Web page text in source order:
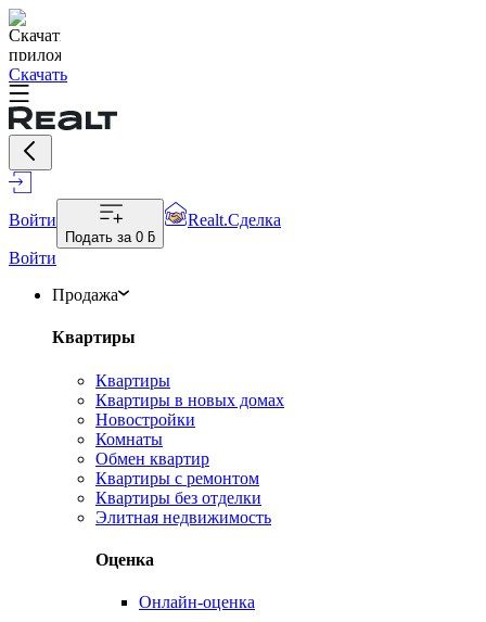
Скачать
Войти
Подать за 0 ƃ
Realt.Сделка
Войти
Продажа
Квартиры
Квартиры
Квартиры в новых домах
Новостройки
Комнаты
Обмен квартир
Квартиры с ремонтом
Квартиры без отделки
Элитная недвижимость
Оценка
Онлайн-оценка